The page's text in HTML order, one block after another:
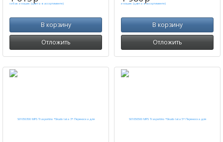
В корзину
Отложить
В корзину
Отложить